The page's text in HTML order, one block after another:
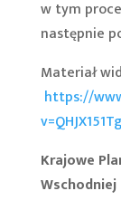
w tym
następnie
Materiał
https://
Krajowe